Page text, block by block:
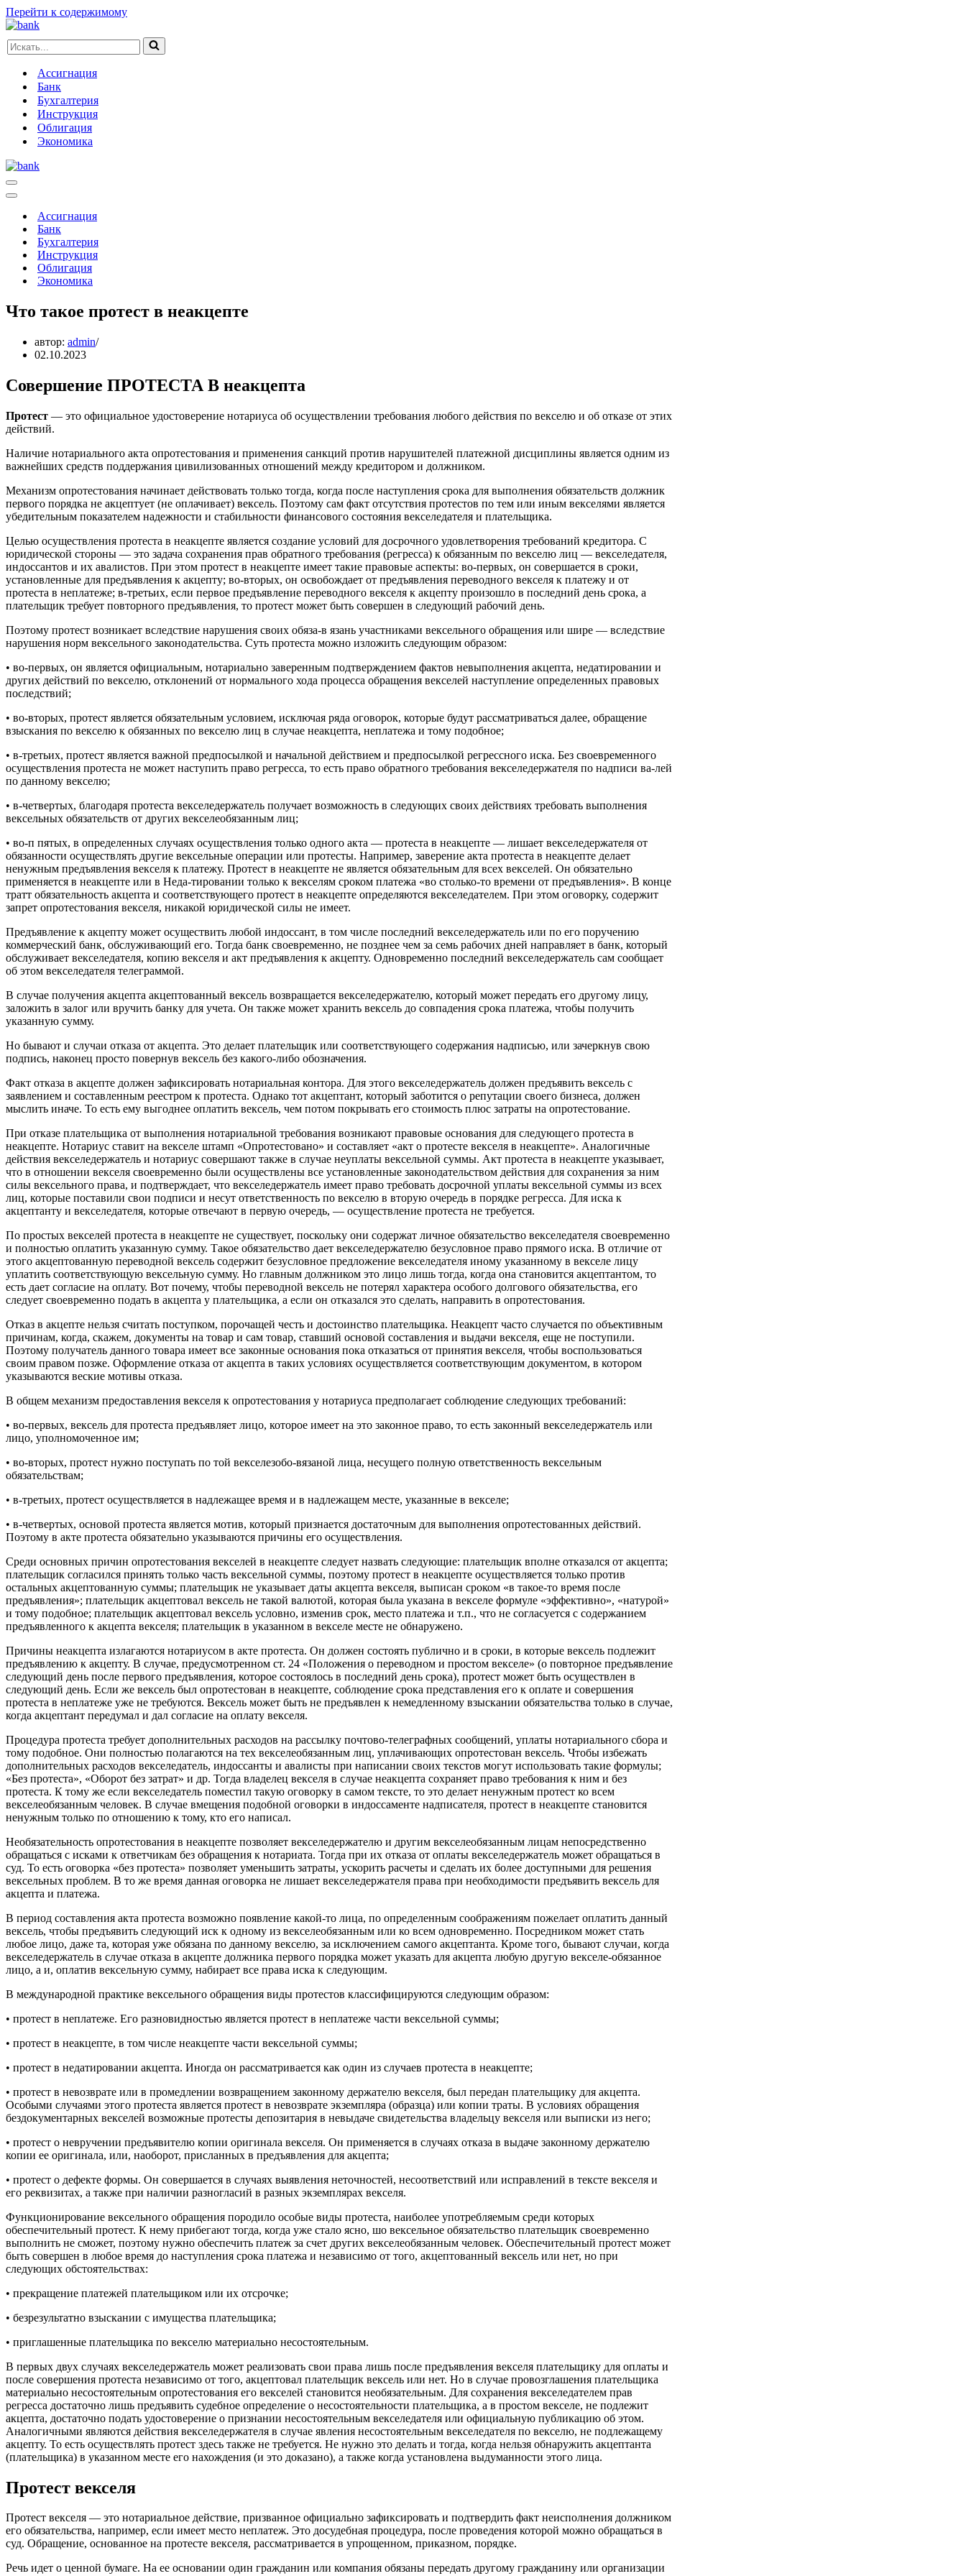
Перейти к содержимому
Искать...
Ассигнация
Банк
Бухгалтерия
Инструкция
Облигация
Экономика
Меню
навигации
Меню
навигацииАссигнация
Банк
Бухгалтерия
Инструкция
Облигация
Экономика
Что такое протест в неакцепте
автор: admin
02.10.2023
Совершение ПРОТЕСТА В неакцепта
Протест — это официальное удостоверение нотариуса об осуществлении требования любого действия по векселю и об отказе от этих
действий.
Наличие нотариального акта опротестования и применения санкций против нарушителей платежной дисциплины является одним из
важнейших средств поддержания цивилизованных отношений между кредитором и должником.
Механизм опротестования начинает действовать только тогда, когда после наступления срока для выполнения обязательств должник
первого порядка не акцептует (не оплачивает) вексель. Поэтому сам факт отсутствия протестов по тем или иным векселями является
убедительным показателем надежности и стабильности финансового состояния векселедателя и плательщика.
Целью осуществления протеста в неакцепте является создание условий для досрочного удовлетворения требований кредитора. С
юридической стороны — это задача сохранения прав обратного требования (регресса) к обязанным по векселю лиц — векселедателя,
индоссантов и их авалистов. При этом протест в неакцепте имеет такие правовые аспекты: во-первых, он совершается в сроки,
установленные для предъявления к акцепту; во-вторых, он освобождает от предъявления переводного векселя к платежу и от
протеста в неплатеже; в-третьих, если первое предъявление переводного векселя к акцепту произошло в последний день срока, а
плательщик требует повторного предъявления, то протест может быть совершен в следующий рабочий день.
Поэтому протест возникает вследствие нарушения своих обяза-в язань участниками вексельного обращения или шире — вследствие
нарушения норм вексельного законодательства. Суть протеста можно изложить следующим образом:
• во-первых, он является официальным, нотариально заверенным подтверждением фактов невыполнения акцепта, недатировании и
других действий по векселю, отклонений от нормального хода процесса обращения векселей наступление определенных правовых
последствий;
• во-вторых, протест является обязательным условием, исключая ряда оговорок, которые будут рассматриваться далее, обращение
взыскания по векселю к обязанных по векселю лиц в случае неакцепта, неплатежа и тому подобное;
• в-третьих, протест является важной предпосылкой и начальной действием и предпосылкой регрессного иска. Без своевременного
осуществления протеста не может наступить право регресса, то есть право обратного требования векселедержателя по надписи ва-лей
по данному векселю;
• в-четвертых, благодаря протеста векселедержатель получает возможность в следующих своих действиях требовать выполнения
вексельных обязательств от других векселеобязанным лиц;
• во-п пятых, в определенных случаях осуществления только одного акта — протеста в неакцепте — лишает векселедержателя от
обязанности осуществлять другие вексельные операции или протесты. Например, заверение акта протеста в неакцепте делает
ненужным предъявления векселя к платежу. Протест в неакцепте не является обязательным для всех векселей. Он обязательно
применяется в неакцепте или в Неда-тировании только к векселям сроком платежа «во столько-то времени от предъявления». В конце
тратт обязательность акцепта и соответствующего протест в неакцепте определяются векселедателем. При этом оговорку, содержит
запрет опротестования векселя, никакой юридической силы не имеет.
Предъявление к акцепту может осуществить любой индоссант, в том числе последний векселедержатель или по его поручению
коммерческий банк, обслуживающий его. Тогда банк своевременно, не позднее чем за семь рабочих дней направляет в банк, который
обслуживает векселедателя, копию векселя и акт предъявления к акцепту. Одновременно последний векселедержатель сам сообщает
об этом векселедателя телеграммой.
В случае получения акцепта акцептованный вексель возвращается векселедержателю, который может передать его другому лицу,
заложить в залог или вручить банку для учета. Он также может хранить вексель до совпадения срока платежа, чтобы получить
указанную сумму.
Но бывают и случаи отказа от акцепта. Это делает плательщик или соответствующего содержания надписью, или зачеркнув свою
подпись, наконец просто повернув вексель без какого-либо обозначения.
Факт отказа в акцепте должен зафиксировать нотариальная контора. Для этого векселедержатель должен предъявить вексель с
заявлением и составленным реестром к протеста. Однако тот акцептант, который заботится о репутации своего бизнеса, должен
мыслить иначе. То есть ему выгоднее оплатить вексель, чем потом покрывать его стоимость плюс затраты на опротестование.
При отказе плательщика от выполнения нотариальной требования возникают правовые основания для следующего протеста в
неакцепте. Нотариус ставит на векселе штамп «Опротестовано» и составляет «акт о протесте векселя в неакцепте». Аналогичные
действия векселедержатель и нотариус совершают также в случае неуплаты вексельной суммы. Акт протеста в неакцепте указывает,
что в отношении векселя своевременно были осуществлены все установленные законодательством действия для сохранения за ним
силы вексельного права, и подтверждает, что векселедержатель имеет право требовать досрочной уплаты вексельной суммы из всех
лиц, которые поставили свои подписи и несут ответственность по векселю в вторую очередь в порядке регресса. Для иска к
акцептанту и векселедателя, которые отвечают в первую очередь, — осуществление протеста не требуется.
По простых векселей протеста в неакцепте не существует, поскольку они содержат личное обязательство векселедателя своевременно
и полностью оплатить указанную сумму. Такое обязательство дает векселедержателю безусловное право прямого иска. В отличие от
этого акцептованную переводной вексель содержит безусловное предложение векселедателя иному указанному в векселе лицу
уплатить соответствующую вексельную сумму. Но главным должником это лицо лишь тогда, когда она становится акцептантом, то
есть дает согласие на оплату. Вот почему, чтобы переводной вексель не потерял характера особого долгового обязательства, его
следует своевременно подать в акцепта у плательщика, а если он отказался это сделать, направить в опротестования.
Отказ в акцепте нельзя считать поступком, порочащей честь и достоинство плательщика. Неакцепт часто случается по объективным
причинам, когда, скажем, документы на товар и сам товар, ставший основой составления и выдачи векселя, еще не поступили.
Поэтому получатель данного товара имеет все законные основания пока отказаться от принятия векселя, чтобы воспользоваться
своим правом позже. Оформление отказа от акцепта в таких условиях осуществляется соответствующим документом, в котором
указываются веские мотивы отказа.
В общем механизм предоставления векселя к опротестования у нотариуса предполагает соблюдение следующих требований:
• во-первых, вексель для протеста предъявляет лицо, которое имеет на это законное право, то есть законный векселедержатель или
лицо, уполномоченное им;
• во-вторых, протест нужно поступать по той векселезобо-вязаной лица, несущего полную ответственность вексельным
обязательствам;
• в-третьих, протест осуществляется в надлежащее время и в надлежащем месте, указанные в векселе;
• в-четвертых, основой протеста является мотив, который признается достаточным для выполнения опротестованных действий.
Поэтому в акте протеста обязательно указываются причины его осуществления.
Среди основных причин опротестования векселей в неакцепте следует назвать следующие: плательщик вполне отказался от акцепта;
плательщик согласился принять только часть вексельной суммы, поэтому протест в неакцепте осуществляется только против
остальных акцептованную суммы; плательщик не указывает даты акцепта векселя, выписан сроком «в такое-то время после
предъявления»; плательщик акцептовал вексель не такой валютой, которая была указана в векселе формуле «эффективно», «натурой»
и тому подобное; плательщик акцептовал вексель условно, изменив срок, место платежа и т.п., что не согласуется с содержанием
предъявленного к акцепта векселя; плательщик в указанном в векселе месте не обнаружено.
Причины неакцепта излагаются нотариусом в акте протеста. Он должен состоять публично и в сроки, в которые вексель подлежит
предъявлению к акцепту. В случае, предусмотренном ст. 24 «Положения о переводном и простом векселе» (о повторное предъявление
следующий день после первого предъявления, которое состоялось в последний день срока), протест может быть осуществлен в
следующий день. Если же вексель был опротестован в неакцепте, соблюдение срока представления его к оплате и совершения
протеста в неплатеже уже не требуются. Вексель может быть не предъявлен к немедленному взыскании обязательства только в случае,
когда акцептант передумал и дал согласие на оплату векселя.
Процедура протеста требует дополнительных расходов на рассылку почтово-телеграфных сообщений, уплаты нотариального сбора и
тому подобное. Они полностью полагаются на тех векселеобязанным лиц, уплачивающих опротестован вексель. Чтобы избежать
дополнительных расходов векселедатель, индоссанты и авалисты при написании своих текстов могут использовать такие формулы;
«Без протеста», «Оборот без затрат» и др. Тогда владелец векселя в случае неакцепта сохраняет право требования к ним и без
протеста. К тому же если векселедатель поместил такую оговорку в самом тексте, то это делает ненужным протест ко всем
векселеобязанным человек. В случае вмещения подобной оговорки в индоссаменте надписателя, протест в неакцепте становится
ненужным только по отношению к тому, кто его написал.
Необязательность опротестования в неакцепте позволяет векселедержателю и другим векселеобязанным лицам непосредственно
обращаться с исками к ответчикам без обращения к нотариата. Тогда при их отказа от оплаты векселедержатель может обращаться в
суд. То есть оговорка «без протеста» позволяет уменьшить затраты, ускорить расчеты и сделать их более доступными для решения
вексельных проблем. В то же время данная оговорка не лишает векселедержателя права при необходимости предъявить вексель для
акцепта и платежа.
В период составления акта протеста возможно появление какой-то лица, по определенным соображениям пожелает оплатить данный
вексель, чтобы предъявить следующий иск к одному из векселеобязанным или ко всем одновременно. Посредником может стать
любое лицо, даже та, которая уже обязана по данному векселю, за исключением самого акцептанта. Кроме того, бывают случаи, когда
векселедержатель в случае отказа в акцепте должника первого порядка может указать для акцепта любую другую векселе-обязанное
лицо, а и, оплатив вексельную сумму, набирает все права иска к следующим.
В международной практике вексельного обращения виды протестов классифицируются следующим образом:
• протест в неплатеже. Его разновидностью является протест в неплатеже части вексельной суммы;
• протест в неакцепте, в том числе неакцепте части вексельной суммы;
• протест в недатировании акцепта. Иногда он рассматривается как один из случаев протеста в неакцепте;
• протест в невозврате или в промедлении возвращением законному держателю векселя, был передан плательщику для акцепта.
Особыми случаями этого протеста является протест в невозврате экземпляра (образца) или копии траты. В условиях обращения
бездокументарных векселей возможные протесты депозитария в невыдаче свидетельства владельцу векселя или выписки из него;
• протест о невручении предъявителю копии оригинала векселя. Он применяется в случаях отказа в выдаче законному держателю
копии ее оригинала, или, наоборот, присланных в предъявления для акцепта;
• протест о дефекте формы. Он совершается в случаях выявления неточностей, несоответствий или исправлений в тексте векселя и
его реквизитах, а также при наличии разногласий в разных экземплярах векселя.
Функционирование вексельного обращения породило особые виды протеста, наиболее употребляемым среди которых
обеспечительный протест. К нему прибегают тогда, когда уже стало ясно, шо вексельное обязательство плательщик своевременно
выполнить не сможет, поэтому нужно обеспечить платеж за счет других векселеобязанным человек. Обеспечительный протест может
быть совершен в любое время до наступления срока платежа и независимо от того, акцептованный вексель или нет, но при
следующих обстоятельствах:
• прекращение платежей плательщиком или их отсрочке;
• безрезультатно взыскании с имущества плательщика;
• приглашенные плательщика по векселю материально несостоятельным.
В первых двух случаях векселедержатель может реализовать свои права лишь после предъявления векселя плательщику для оплаты и
после совершения протеста независимо от того, акцептовал плательщик вексель или нет. Но в случае провозглашения плательщика
материально несостоятельным опротестования его векселей становится необязательным. Для сохранения векселедателем прав
регресса достаточно лишь предъявить судебное определение о несостоятельности плательщика, а в простом векселе, не подлежит
акцепта, достаточно подать удостоверение о признании несостоятельным векселедателя или официальную публикацию об этом.
Аналогичными являются действия векселедержателя в случае явления несостоятельным векселедателя по векселю, не подлежащему
акцепту. То есть осуществлять протест здесь также не требуется. Не нужно это делать и тогда, когда нельзя обнаружить акцептанта
(плательщика) в указанном месте его нахождения (и это доказано), а также когда установлена выдуманности этого лица.
Протест векселя
Протест векселя — это нотариальное действие, призванное официально зафиксировать и подтвердить факт неисполнения должником
его обязательства, например, если имеет место неплатеж. Это досудебная процедура, после проведения которой можно обращаться в
суд. Обращение, основанное на протесте векселя, рассматривается в упрощенном, приказном, порядке.
Речь идет о ценной бумаге. На ее основании один гражданин или компания обязаны передать другому гражданину или организации